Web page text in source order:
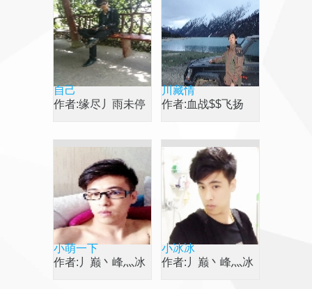
自己
作者:缘尽丿雨未停
川藏情
作者:血战$$飞扬
小萌一下
作者:丿巅丶峰灬冰
小冰冰
作者:丿巅丶峰灬冰